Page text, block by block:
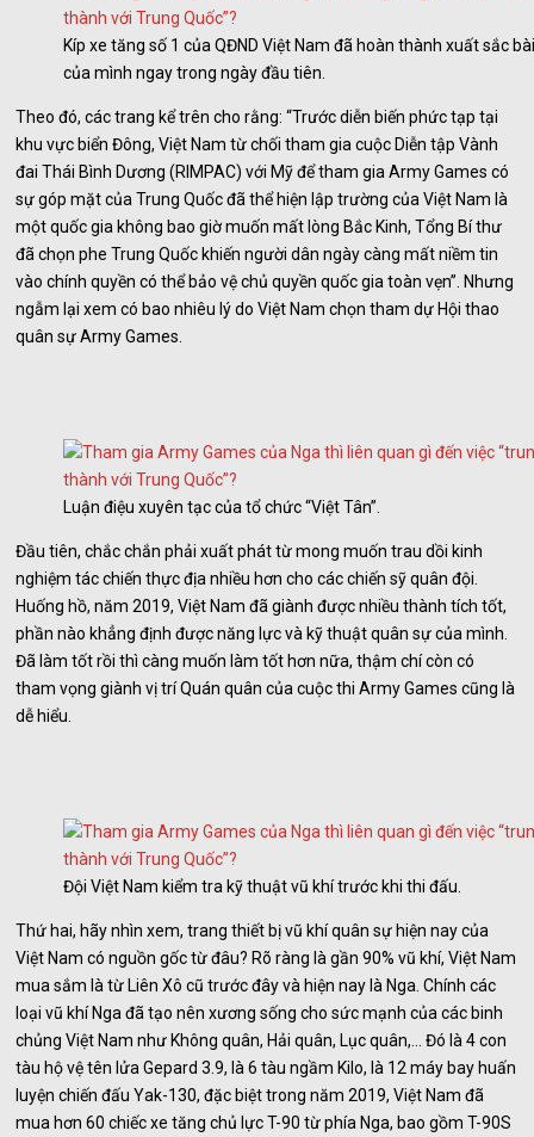
Kíp xe tăng số 1 của QĐND Việt Nam đã hoàn thành xuất sắc
của mình ngay trong ngày đầu tiên.
Theo đó, các trang kể trên cho rằng: “Trước diễn biến phức tạp tại
khu vực biển Đông, Việt Nam từ chối tham gia cuộc Diễn tập Vành
đai Thái Bình Dương (RIMPAC) với Mỹ để tham gia Army Games có
sự góp mặt của Trung Quốc đã thể hiện lập trường của Việt Nam là
một quốc gia không bao giờ muốn mất lòng Bắc Kinh, Tổng Bí thư
đã chọn phe Trung Quốc khiến người dân ngày càng mất niềm tin
vào chính quyền có thể bảo vệ chủ quyền quốc gia toàn vẹn”. Nhưng
ngẫm lại xem có bao nhiêu lý do Việt Nam chọn tham dự Hội thao
quân sự Army Games.
Luận điệu xuyên tạc của tổ chức “Việt Tân”.
Đầu tiên, chắc chắn phải xuất phát từ mong muốn trau dồi kinh
nghiệm tác chiến thực địa nhiều hơn cho các chiến sỹ quân đội.
Huống hồ, năm 2019, Việt Nam đã giành được nhiều thành tích tốt,
phần nào khẳng định được năng lực và kỹ thuật quân sự của mình.
Đã làm tốt rồi thì càng muốn làm tốt hơn nữa, thậm chí còn có
tham vọng giành vị trí Quán quân của cuộc thi Army Games cũng là
dễ hiểu.
Đội Việt Nam kiểm tra kỹ thuật vũ khí trước khi thi đấu.
Thứ hai, hãy nhìn xem, trang thiết bị vũ khí quân sự hiện nay của
Việt Nam có nguồn gốc từ đâu? Rõ ràng là gần 90% vũ khí, Việt Nam
mua sắm là từ Liên Xô cũ trước đây và hiện nay là Nga. Chính các
loại vũ khí Nga đã tạo nên xương sống cho sức mạnh của các binh
chủng Việt Nam như Không quân, Hải quân, Lục quân,… Đó là 4 con
tàu hộ vệ tên lửa Gepard 3.9, là 6 tàu ngầm Kilo, là 12 máy bay huấn
luyện chiến đấu Yak-130, đặc biệt trong năm 2019, Việt Nam đã
mua hơn 60 chiếc xe tăng chủ lực T-90 từ phía Nga, bao gồm T-90S